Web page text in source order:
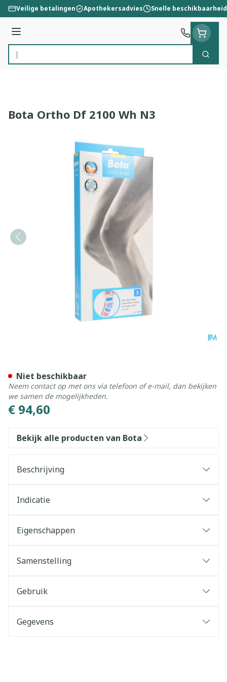
Ga naar de inhoud
Veilige betalingen Apothekersadvies Snelle beschikbaarheid
Menu
Product, merk, categorie...
Zoek
Bota Ortho Df 2100 Wh N3
€ 94,60
Niet beschikbaar
Neem contact op met ons via telefoon of e-mail, dan bekijken
we samen de mogelijkheden.
Bekijk alle producten van Bota
Beschrijving
Indicatie
Eigenschappen
Samenstelling
Gebruik
Gegevens